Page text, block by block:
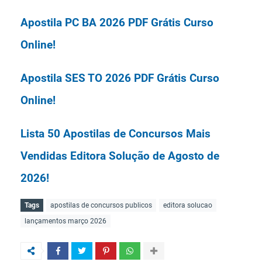
Técnico em Tecnologia da Informação
O salário inicial vai de R$ 3.029,90 a R$
Apostila PC BA 2026 PDF Grátis Curso
Online!
Apostila SES TO 2026 PDF Grátis Curso
Online!
Lista 50 Apostilas de Concursos Mais
Vendidas Editora Solução de Agosto de
2026!
Lista 50 Apostilas de Concursos Mais
Agosto de 2026!
Tags apostilas de concursos publicos
editora solucao
lançamentos março 2026